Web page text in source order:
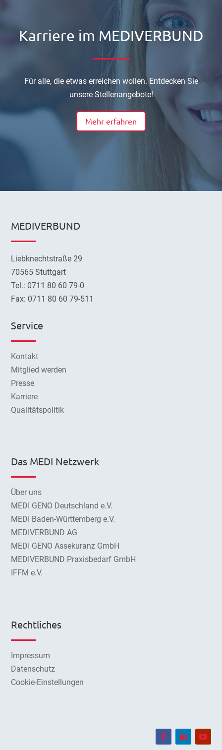
Karriere im MEDIVERBUND
Für alle, die etwas erreichen wollen. Entdecken Sie
unsere Stellenangebote!
Mehr erfahren
MEDIVERBUND
Liebknechtstraße 29
70565 Stuttgart
Tel.: 0711 80 60 79-0
Fax: 0711 80 60 79-511
Service
Kontakt
Mitglied werden
Presse
Karriere
Qualitätspolitik
Das MEDI Netzwerk
Über uns
MEDI GENO Deutschland e.V.
MEDI Baden-Württemberg e.V.
MEDIVERBUND AG
MEDI GENO Assekuranz GmbH
MEDIVERBUND Praxisbedarf GmbH
IFFM e.V.
Rechtliches
Impressum
Datenschutz
Cookie-Einstellungen